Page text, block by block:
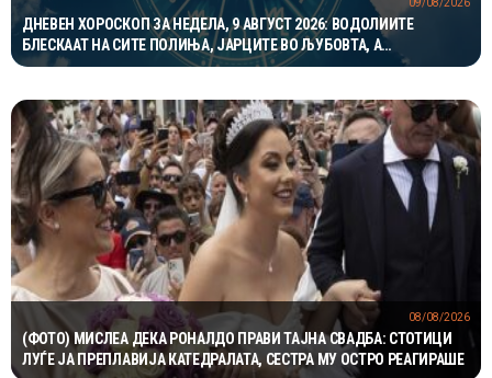
ДНЕВЕН ХОРОСКОП ЗА НЕДЕЛА, 9 АВГУСТ 2026: ВОДОЛИИТЕ
БЛЕСКААТ НА СИТЕ ПОЛИЊА, ЈАРЦИТЕ ВО ЉУБОВТА, А
БЛИЗНАЦИТЕ ВО КАРИЕРАТА
09/08/2026
(ФОТО) МИСЛЕА ДЕКА РОНАЛДО ПРАВИ ТАЈНА СВАДБА: СТОТИЦИ
ЛУЃЕ ЈА ПРЕПЛАВИЈА КАТЕДРАЛАТА, СЕСТРА МУ ОСТРО РЕАГИРАШЕ
08/08/2026